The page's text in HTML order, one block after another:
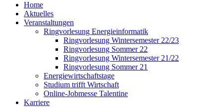
Home
Aktuelles
Veranstaltungen
Ringvorlesung Energieinformatik
Ringvorlesung Wintersemester 22/23
Ringvorlesung Sommer 22
Ringvorlesung Wintersemester 21/22
Ringvorlesung Sommer 21
Energiewirtschaftstage
Studium trifft Wirtschaft
Online-Jobmesse Talentine
Karriere